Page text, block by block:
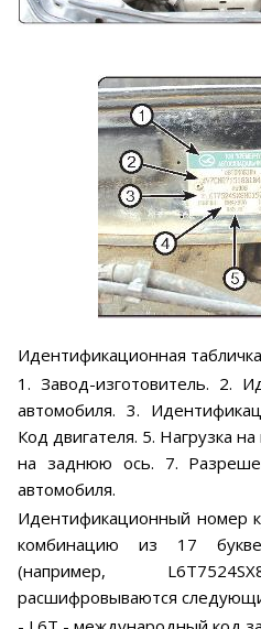
Идентификационная
1. Завод-изготовитель. 2.
автомобиля. 3.
Код двигателя. 5. Нагрузка
на заднюю ось. 7.
автомобиля.
Идентификационный номер
комбинацию из 17
(например,
расшифровываются